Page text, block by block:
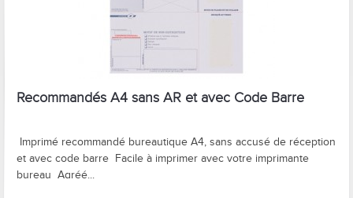
Recommandés A4 sans AR et avec Code Barre
Imprimé recommandé bureautique A4, sans accusé de réception
et avec code barre Facile à imprimer avec votre imprimante
bureau Agréé...